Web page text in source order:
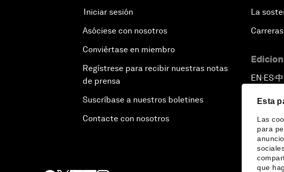
Esta
Las
para
que
Iniciar sesión
Asóciese con nosotros
Conviértase en miembro
Regístrese para recibir nuestras notas
de prensa
Suscríbase a nuestros boletines
Contacte con nosotros
La
EN ▪ ES▪